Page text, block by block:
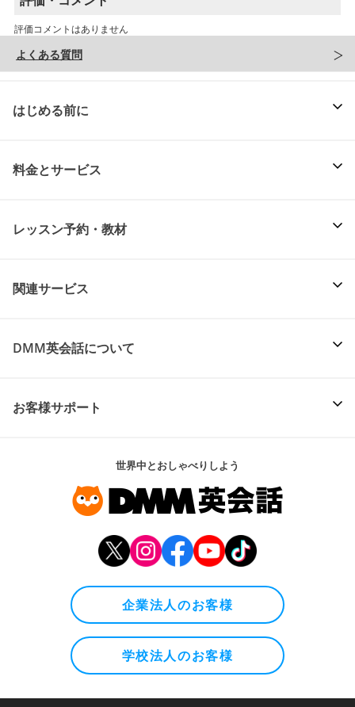
評価コメントはありません
よくある質問
はじめる前に
料金とサービス
レッスン予約・教材
関連サービス
DMM英会話について
お客様サポート
世界中とおしゃべりしよう
企業法人のお客様
学校法人のお客様